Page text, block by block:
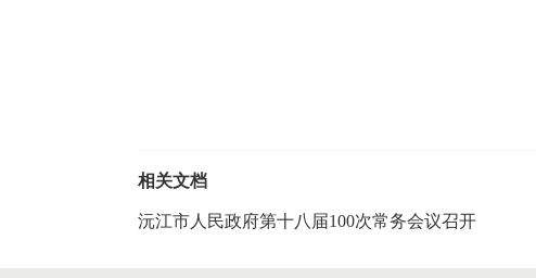
相关文档
沅江市人民政府第十八届100次常务会议召开